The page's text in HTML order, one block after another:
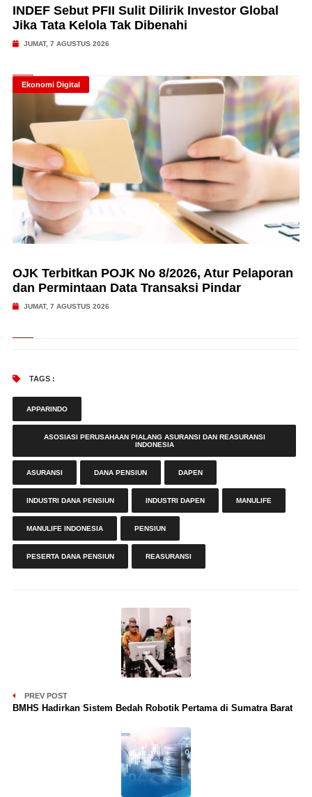
INDEF Sebut PFII Sulit Dilirik Investor Global
Jika Tata Kelola Tak Dibenahi
JUMAT, 7 AGUSTUS 2026
Ekonomi Digital
OJK Terbitkan POJK No 8/2026, Atur Pelaporan
dan Permintaan Data Transaksi Pindar
JUMAT, 7 AGUSTUS 2026
TAGS :
APPARINDO
ASOSIASI PERUSAHAAN PIALANG ASURANSI DAN REASURANSI
INDONESIA
ASURANSI DANA PENSIUN DAPEN
INDUSTRI DANA PENSIUN INDUSTRI DAPEN MANULIFE
MANULIFE INDONESIA PENSIUN
PESERTA DANA PENSIUN REASURANSI
PREV POST
BMHS Hadirkan Sistem Bedah Robotik Pertama di Sumatra Barat